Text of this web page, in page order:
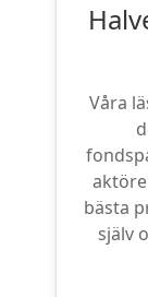
Våra
bästa
själv